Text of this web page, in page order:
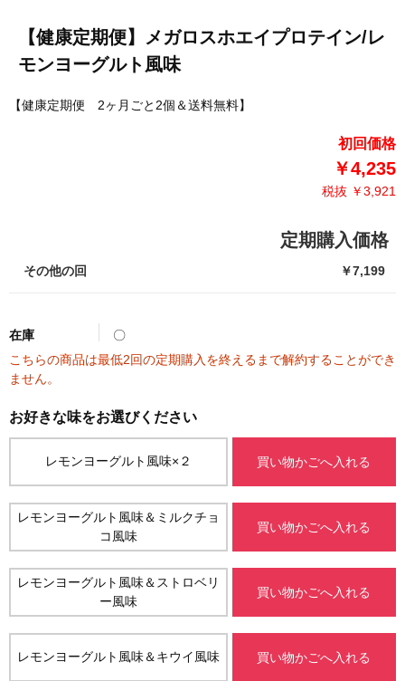
【健康定期便】メガロスホエイプロテイン/レ
モンヨーグルト風味
【健康定期便 2ヶ月ごと2個＆送料無料】
初回価格
￥4,235
税抜 ￥3,921
定期購入価格
その他の回 ￥7,199
在庫
〇
こちらの商品は最低2回の定期購入を終えるまで解約することができ
ません。
レモンヨーグルト風味×２ 買い物かごへ入れる
レモンヨーグルト風味＆ミルクチョ
コ風味
買い物かごへ入れる
レモンヨーグルト風味＆ストロベリ
ー風味
買い物かごへ入れる
レモンヨーグルト風味＆キウイ風味 買い物かごへ入れる